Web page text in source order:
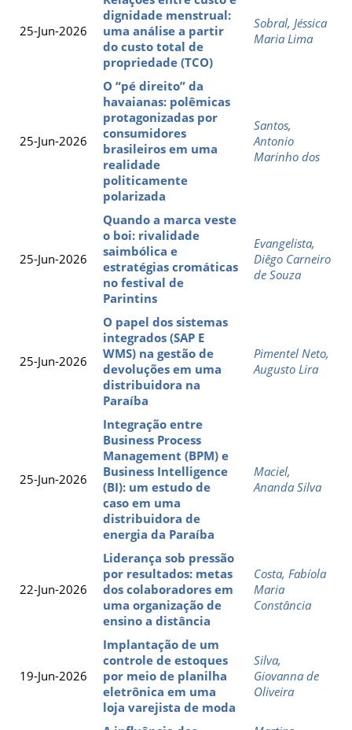
25-Jun-2026
dignidade menstrual:
uma análise a partir
do custo total de
propriedade (TCO)
Sobral, Jéssica
Maria Lima
25-Jun-2026
O “pé direito” da
havaianas: polêmicas
protagonizadas por
consumidores
brasileiros em uma
realidade
politicamente
polarizada
Santos,
Antonio
Marinho dos
25-Jun-2026
Quando a marca veste
o boi: rivalidade
saimbólica e
estratégias cromáticas
no festival de
Parintins
Evangelista,
Diêgo Carneiro
de Souza
25-Jun-2026
O papel dos sistemas
integrados (SAP E
WMS) na gestão de
devoluções em uma
distribuidora na
Paraíba
Pimentel Neto,
Augusto Lira
25-Jun-2026
Integração entre
Business Process
Management (BPM) e
Business Intelligence
(BI): um estudo de
caso em uma
distribuidora de
energia da Paraíba
Maciel,
Ananda Silva
22-Jun-2026
Liderança sob pressão
por resultados: metas
dos colaboradores em
uma organização de
ensino a distância
Costa, Fabíola
Maria
Constância
19-Jun-2026
Implantação de um
controle de estoques
por meio de planilha
eletrônica em uma
loja varejista de moda
Silva,
Giovanna de
Oliveira